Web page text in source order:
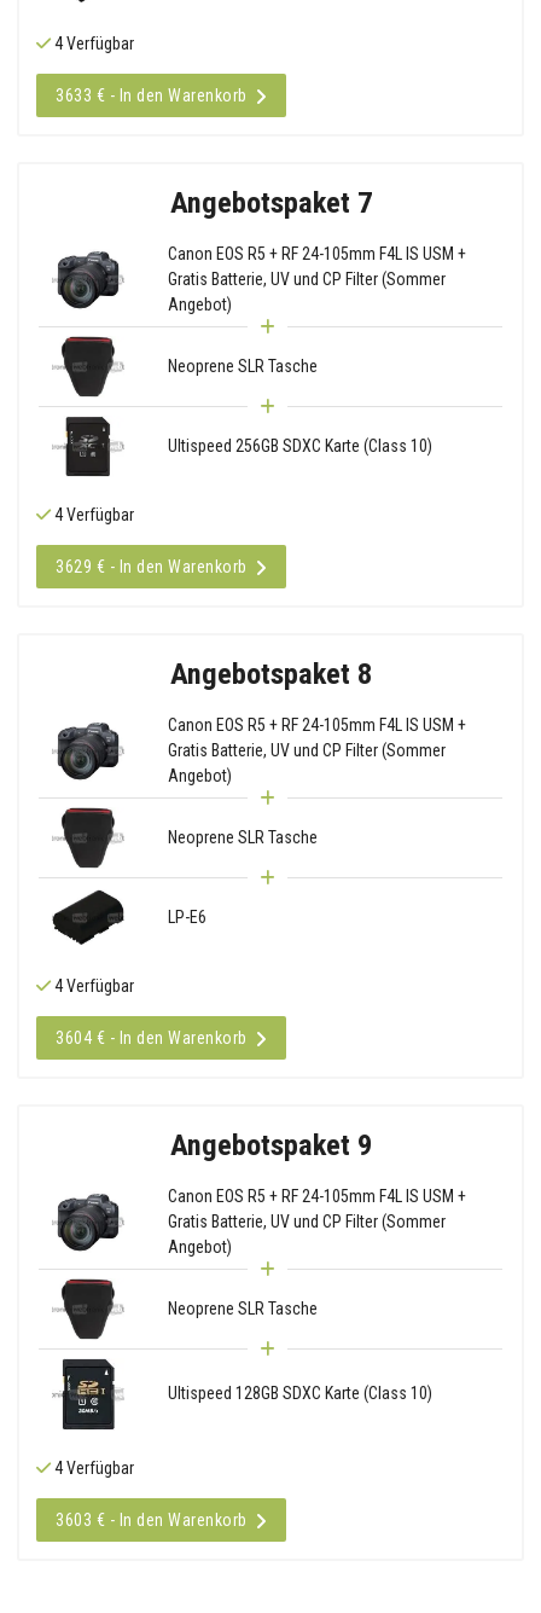
4 Verfügbar
3633 € - In den Warenkorb
Angebotspaket 7
Canon EOS R5 + RF 24-105mm F4L IS USM +
Gratis Batterie, UV und CP Filter (Sommer
Angebot)
Neoprene SLR Tasche
Ultispeed 256GB SDXC Karte (Class 10)
4 Verfügbar
3629 € - In den Warenkorb
Angebotspaket 8
Canon EOS R5 + RF 24-105mm F4L IS USM +
Gratis Batterie, UV und CP Filter (Sommer
Angebot)
Neoprene SLR Tasche
LP-E6
4 Verfügbar
3604 € - In den Warenkorb
Angebotspaket 9
Canon EOS R5 + RF 24-105mm F4L IS USM +
Gratis Batterie, UV und CP Filter (Sommer
Angebot)
Neoprene SLR Tasche
Ultispeed 128GB SDXC Karte (Class 10)
4 Verfügbar
3603 € - In den Warenkorb